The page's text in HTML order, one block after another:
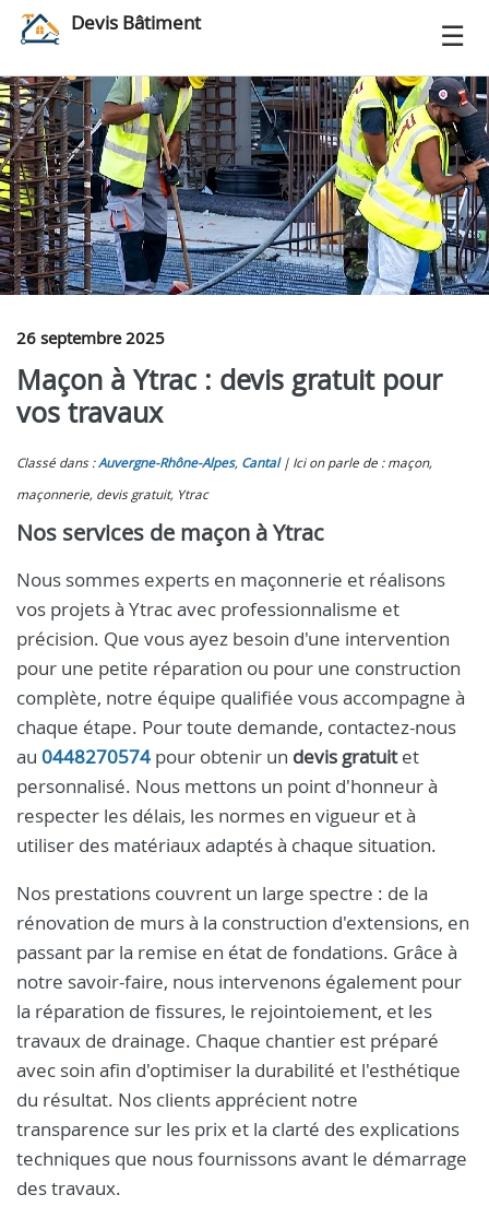
Devis Bâtiment
26 septembre 2025
Maçon à Ytrac : devis gratuit pour
vos travaux
Classé dans :Auvergne-Rhône-Alpes, Cantal
Ici on parle de : maçon,
maçonnerie, devis gratuit, Ytrac
Nos services de maçon à Ytrac
Nous sommes experts en maçonnerie et réalisons
vos projets à Ytrac avec professionnalisme et
précision. Que vous ayez besoin d'une intervention
pour une petite réparation ou pour une construction
complète, notre équipe qualifiée vous accompagne à
chaque étape. Pour toute demande, contactez-nous
au 0448270574 pour obtenir un devis gratuitet
personnalisé. Nous mettons un point d'honneur à
respecter les délais, les normes en vigueur et à
utiliser des matériaux adaptés à chaque situation.
Nos prestations couvrent un large spectre : de la
rénovation de murs à la construction d'extensions, en
passant par la remise en état de fondations. Grâce à
notre savoir-faire, nous intervenons également pour
la réparation de fissures, le rejointoiement, et les
travaux de drainage. Chaque chantier est préparé
avec soin afin d'optimiser la durabilité et l'esthétique
du résultat. Nos clients apprécient notre
transparence sur les prix et la clarté des explications
techniques que nous fournissons avant le démarrage
des travaux.